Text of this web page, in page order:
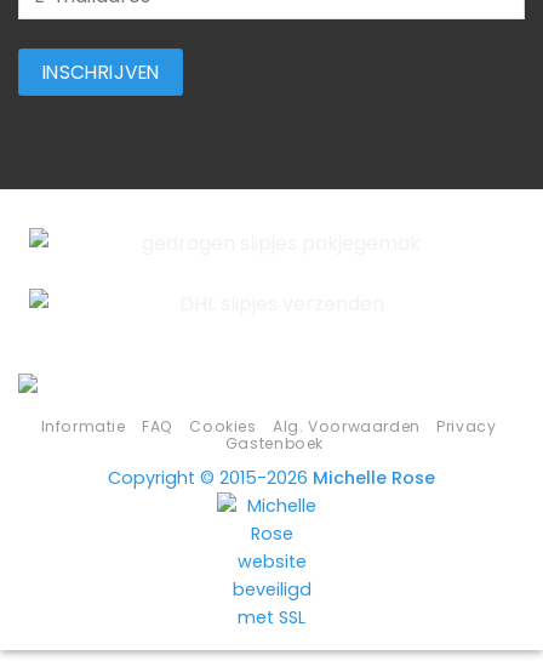
Informatie FAQ Cookies Alg. Voorwaarden
Privacy
Gastenboek
Copyright © 2015-2026 Michelle Rose